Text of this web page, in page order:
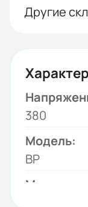
Другие
380
Модель:
ВР
Мощность